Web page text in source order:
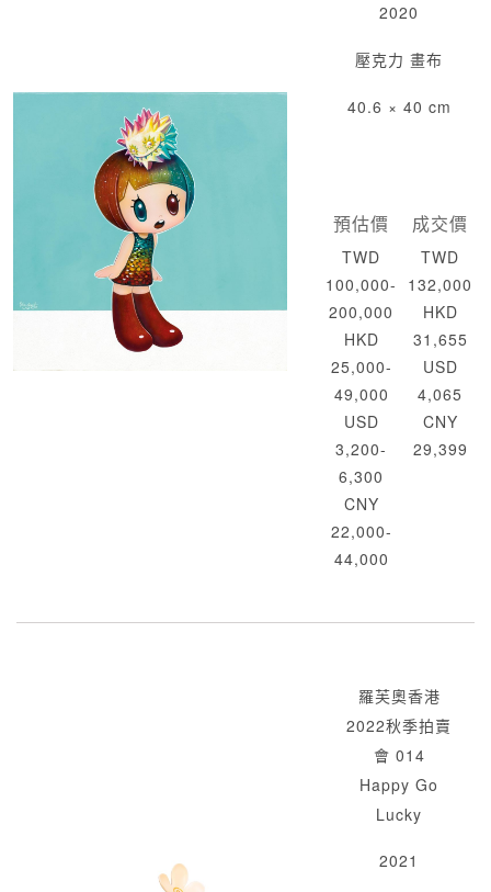
2020
壓克力 畫布
40.6 × 40 cm
預估價
TWD
100,000-
200,000
HKD
25,000-
49,000
USD
3,200-
6,300
CNY
22,000-
44,000
成交價
TWD
132,000
HKD
31,655
USD
4,065
CNY
29,399
羅芙奧香港
2022秋季拍賣
會 014
Happy Go
Lucky
2021